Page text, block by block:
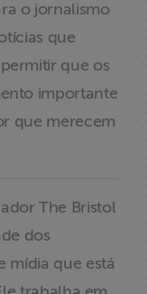
o jornalismo
que
que os
importante
que merecem
The Bristol
dos
mídia que está